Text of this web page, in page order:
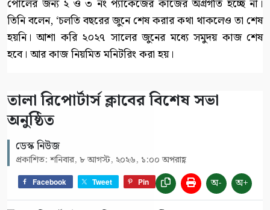
পোলের জন্য ২ ও ৩ নং প্যাকেজের কাজের অগ্রগতি হচ্ছে না।
তিনি বলেন, ‘চলতি বছরের জুনে শেষ করার কথা থাকলেও তা শেষ
হয়নি। আশা করি ২০২৭ সালের জুনের মধ্যে সমুদয় কাজ শেষ
হবে। আর কাজ নিয়মিত মনিটরিং করা হয়।
‎তালা রিপোর্টার্স ক্লাবের বিশেষ সভা
অনুষ্ঠিত
ডেস্ক নিউজ
প্রকাশিত: শনিবার, ৮ আগস্ট, ২০২৬, ১:০০ অপরাহ্ণ
Facebook Tweet Pin অ- অ+